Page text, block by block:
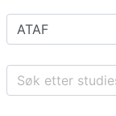
Kurskategorier
Søk etter